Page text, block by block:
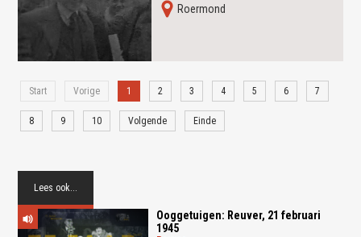
Roermond
Start Vorige 1 2 3 4 5 6 7
8 9 10 Volgende Einde
Lees ook...
Ooggetuigen: Reuver, 21 februari
1945